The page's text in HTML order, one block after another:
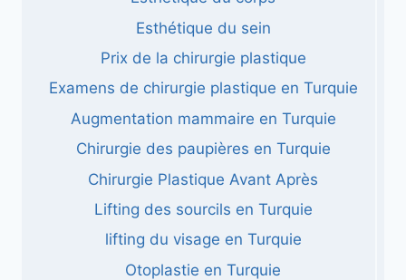
Esthétique du sein
Prix ​​​​de la chirurgie plastique
Examens de chirurgie plastique en Turquie
Augmentation mammaire en Turquie
Chirurgie des paupières en Turquie
Chirurgie Plastique Avant Après
Lifting des sourcils en Turquie
lifting du visage en Turquie
Otoplastie en Turquie